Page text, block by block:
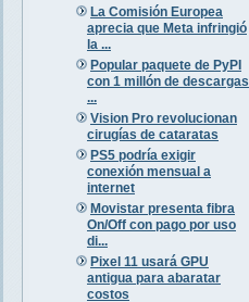
La Comisión Europea
aprecia que Meta infringió
la ...
Popular paquete de PyPI
con 1 millón de descargas
...
Vision Pro revolucionan
cirugías de cataratas
PS5 podría exigir
conexión mensual a
internet
Movistar presenta fibra
On/Off con pago por uso
di...
Pixel 11 usará GPU
antigua para abaratar
costos